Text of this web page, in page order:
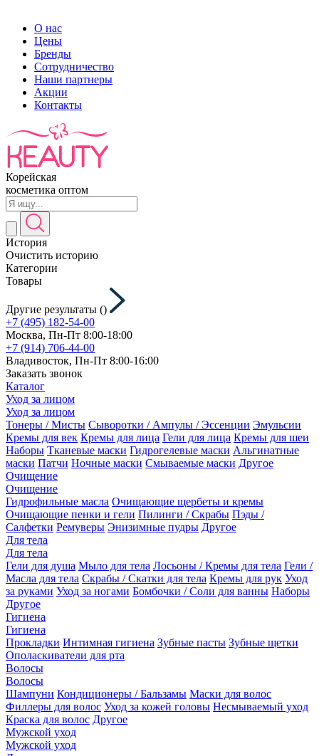
О нас
Цены
Бренды
Сотрудничество
Наши партнеры
Акции
Контакты
Корейская
косметика оптом
История
Очистить историю
Категории
Товары
Другие результаты ()
+7 (495) 182-54-00
Москва, Пн-Пт 8:00-18:00
+7 (914) 706-44-00
Владивосток, Пн-Пт 8:00-16:00
Заказать звонок
Каталог
Уход за лицом
Уход за лицом
Тонеры / Мисты Сыворотки / Ампулы / Эссенции Эмульсии
Кремы для век Кремы для лица Гели для лица Кремы для шеи
Наборы Тканевые маски Гидрогелевые маски Альгинатные
маски Патчи Ночные маски Смываемые маски Другое
Очищение
Очищение
Гидрофильные масла Очищающие щербеты и кремы
Очищающие пенки и гели Пилинги / Скрабы Пэды /
Салфетки Ремуверы Энизимные пудры Другое
Для тела
Для тела
Гели для душа Мыло для тела Лосьоны / Кремы для тела Гели /
Масла для тела Скрабы / Скатки для тела Кремы для рук Уход
за руками Уход за ногами Бомбочки / Соли для ванны Наборы
Другое
Гигиена
Гигиена
Прокладки Интимная гигиена Зубные пасты Зубные щетки
Ополаскиватели для рта
Волосы
Волосы
Шампуни Кондиционеры / Бальзамы Маски для волос
Филлеры для волос Уход за кожей головы Несмываемый уход
Краска для волос Другое
Мужской уход
Мужской уход